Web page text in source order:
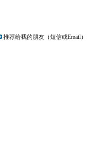
推荐给我的朋友（短信或Email）